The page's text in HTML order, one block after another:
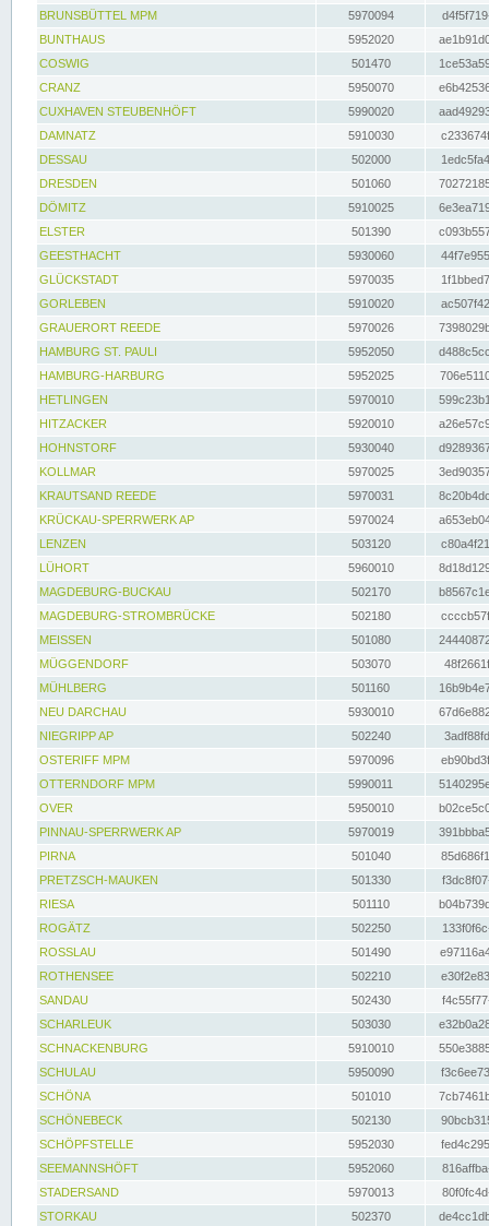
BRUNSBÜTTEL MPM
5970094
BUNTHAUS
5952020
COSWIG
501470
CRANZ
5950070
CUXHAVEN STEUBENHÖFT
5990020
DAMNATZ
5910030
DESSAU
502000
DRESDEN
501060
DÖMITZ
5910025
ELSTER
501390
GEESTHACHT
5930060
GLÜCKSTADT
5970035
GORLEBEN
5910020
GRAUERORT REEDE
5970026
HAMBURG ST. PAULI
5952050
HAMBURG-HARBURG
5952025
HETLINGEN
5970010
HITZACKER
5920010
HOHNSTORF
5930040
KOLLMAR
5970025
KRAUTSAND REEDE
5970031
KRÜCKAU-SPERRWERK AP
5970024
LENZEN
503120
LÜHORT
5960010
MAGDEBURG-BUCKAU
502170
MAGDEBURG-STROMBRÜCKE
502180
MEISSEN
501080
MÜGGENDORF
503070
MÜHLBERG
501160
NEU DARCHAU
5930010
NIEGRIPP AP
502240
OSTERIFF MPM
5970096
OTTERNDORF MPM
5990011
OVER
5950010
PINNAU-SPERRWERK AP
5970019
PIRNA
501040
PRETZSCH-MAUKEN
501330
RIESA
501110
ROGÄTZ
502250
ROSSLAU
501490
ROTHENSEE
502210
SANDAU
502430
SCHARLEUK
503030
SCHNACKENBURG
5910010
SCHULAU
5950090
SCHÖNA
501010
SCHÖNEBECK
502130
SCHÖPFSTELLE
5952030
SEEMANNSHÖFT
5952060
STADERSAND
5970013
STORKAU
502370